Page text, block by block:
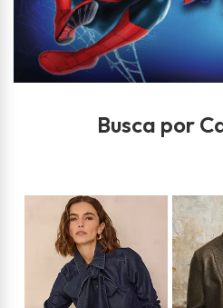
Busca por